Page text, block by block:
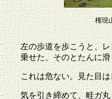
権現
左の歩道を歩こうと、
乗せた、そのとたんに滑
これは危ない。見た目
気を引き締めて、畦ガ